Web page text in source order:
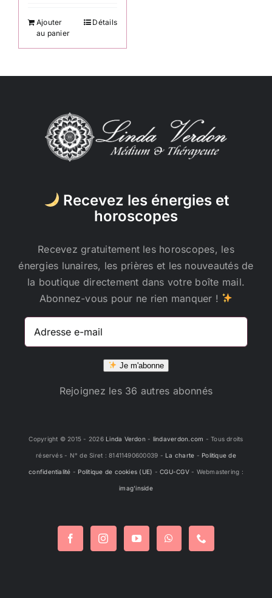
Ajouter
au panier
Détails
Recevez les énergies et
horoscopes
Recevez gratuitement les horoscopes, les
énergies lunaires, les prières et les nouveautés de
la boutique directement dans votre boîte mail.
Abonnez-vous pour ne rien manquer !
Adresse
Je m'abonne
Rejoignez les 36 autres abonnés
Copyright © 2015 - 2026 Linda Verdon- lindaverdon.com - Tous droits
réservés - N° de Siret : 81411490600039 - La charte - Politique de
confidentialité - Politique de cookies (UE) -CGU-CGV- Webmastering :
imag'inside